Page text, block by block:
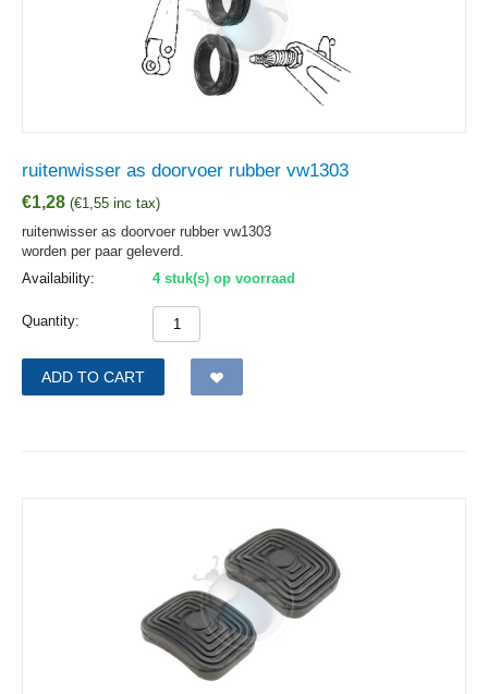
ruitenwisser as doorvoer rubber vw1303
€1,28 (€1,55 inc tax)
ruitenwisser as doorvoer rubber vw1303
worden per paar geleverd.
Availability:
4 stuk(s) op voorraad
Quantity:
ADD TO CART